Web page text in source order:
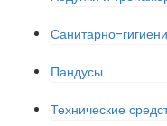
Санитарно-
Пандусы
Технические